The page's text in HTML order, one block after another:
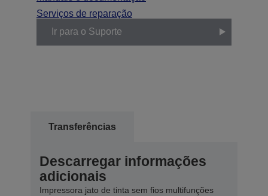
Serviços de reparação
Ir para o Suporte
Transferências
Descarregar informações
adicionais
Impressora jato de tinta sem fios multifunções